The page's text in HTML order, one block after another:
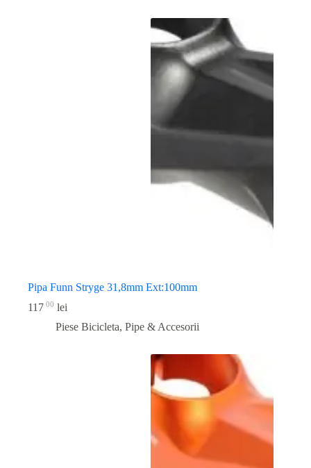
Pipa Funn Stryge 31,8mm Ext:100mm
117 00 lei
Piese Bicicleta, Pipe & Accesorii